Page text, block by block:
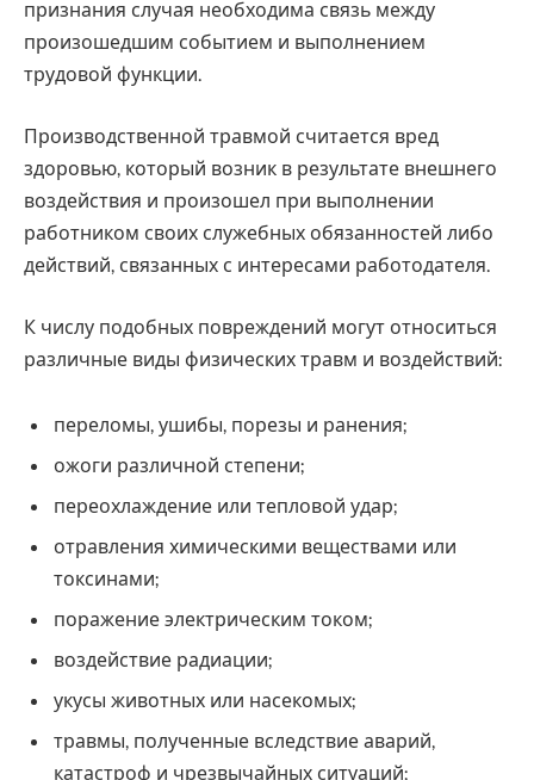
признания случая необходима связь между
произошедшим событием и выполнением
трудовой функции.
Производственной травмой считается вред
здоровью, который возник в результате внешнего
воздействия и произошел при выполнении
работником своих служебных обязанностей либо
действий, связанных с интересами работодателя.
К числу подобных повреждений могут относиться
различные виды физических травм и воздействий:
переломы, ушибы, порезы и ранения;
ожоги различной степени;
переохлаждение или тепловой удар;
отравления химическими веществами или
токсинами;
поражение электрическим током;
воздействие радиации;
укусы животных или насекомых;
травмы, полученные вследствие аварий,
катастроф и чрезвычайных ситуаций;